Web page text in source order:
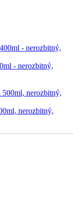
- nerozbitný,
nerozbitný,